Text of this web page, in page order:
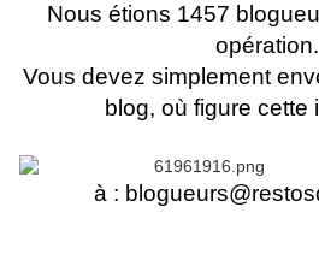
Nous étions 1457
opération.
Vous devez simplement
blog, où figure cette
à :